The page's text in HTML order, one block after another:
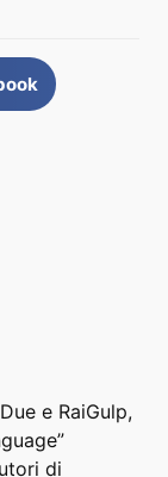
e RaiGulp,
di